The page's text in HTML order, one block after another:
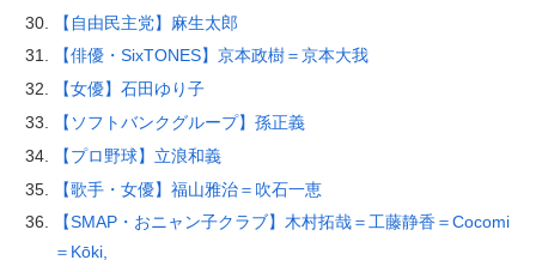
【自由民主党】麻生太郎
【俳優・SixTONES】京本政樹＝京本大我
【女優】石田ゆり子
【ソフトバンクグループ】孫正義
【プロ野球】立浪和義
【歌手・女優】福山雅治＝吹石一恵
【SMAP・おニャン子クラブ】木村拓哉＝工藤静香＝Cocomi
＝Kōki,